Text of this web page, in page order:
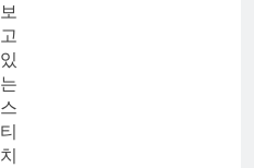
보
고
있
는
스
티
치